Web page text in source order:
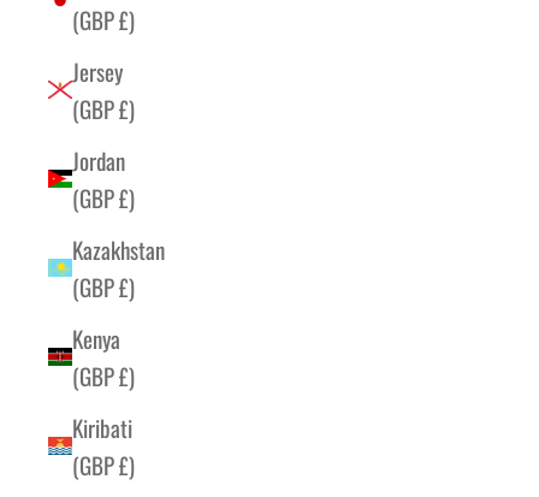
(GBP £)
Jersey
(GBP £)
Jordan
(GBP £)
Kazakhstan
(GBP £)
Kenya
(GBP £)
Kiribati
(GBP £)